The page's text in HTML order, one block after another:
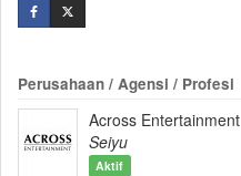
Perusahaan / Agensi / Profesi
Across Entertainment
Seiyu
Aktif